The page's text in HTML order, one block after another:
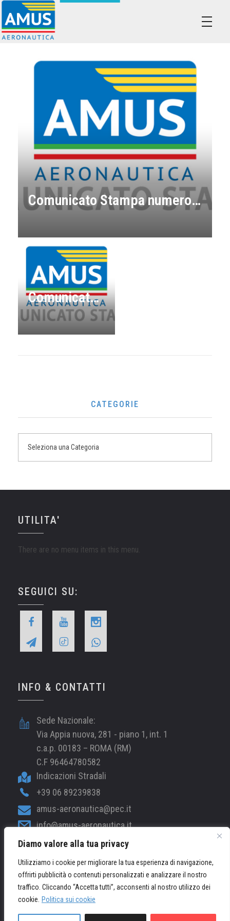
Diamo valore alla tua privacy
Utilizziamo i cookie per migliorare la tua esperienza di navigazione,
offrirti pubblicità o contenuti personalizzati e analizzare il nostro
traffico. Cliccando “Accetta tutti”, acconsenti al nostro utilizzo dei
cookie.
Politica sui cookie
Comunicato Stampa numero 5-2023
Comunicato Stampa numero 4-2023
CATEGORIE
UTILITA'
There are no menu items in this menu.
SEGUICI SU:
INFO & CONTATTI
Sede Nazionale:
Via Appia nuova, 281 - piano 1, int. 1
c.a.p. 00183 – ROMA (RM)
C.F 96464780582
Indicazioni Stradali
+39 06 89239838
amus-aeronautica@pec.it
info@amus-aeronautica.it
web@amus-aeronautica.it
© 2026 AMUS-Aeronautica.it - Tutti i Diritti Riservati /
Powered by